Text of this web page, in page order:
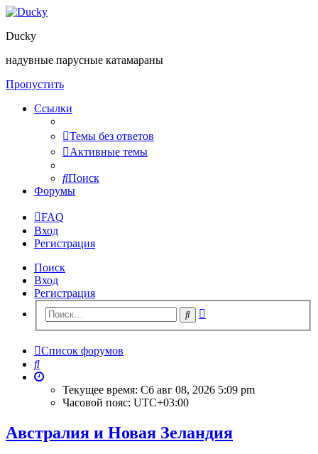
Ducky
надувные парусные катамараны
Пропустить
Ссылки
Темы без ответов
Активные темы
Поиск
Форумы
FAQ
Вход
Регистрация
Поиск
Вход
Регистрация
Поиск
Список форумов
Поиск
Текущее время: Сб авг 08, 2026 5:09 pm
Часовой пояс: UTC+03:00
Австралия и Новая Зеландия